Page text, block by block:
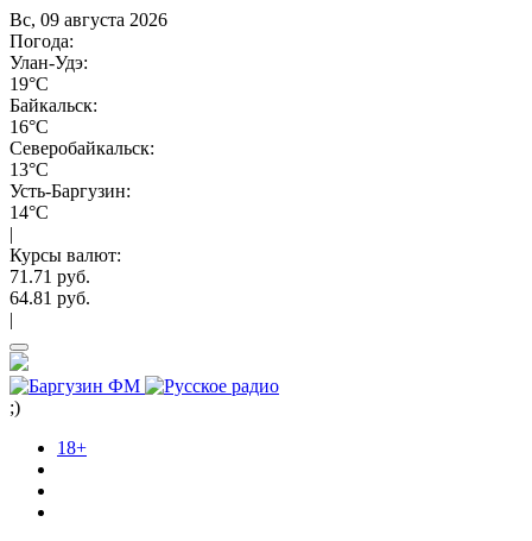
Вс, 09 августа 2026
Погода:
Улан-Удэ:
19°C
Байкальск:
16°C
Северобайкальск:
13°C
Усть-Баргузин:
14°C
|
Курсы валют:
71.71 руб.
64.81 руб.
|
;)
18+